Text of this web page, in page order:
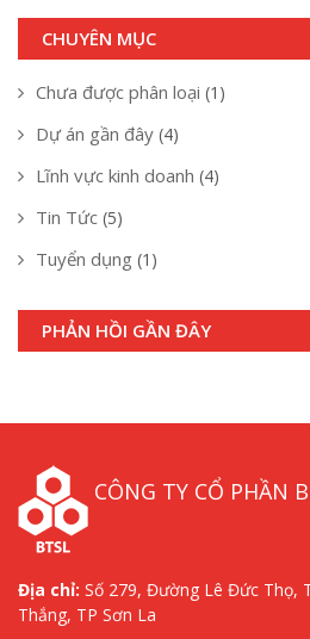
CHUYÊN MỤC
Chưa được phân loại (1)
Dự án gần đây (4)
Lĩnh vực kinh doanh (4)
Tin Tức (5)
Tuyển dụng (1)
PHẢN HỒI GẦN ĐÂY
CÔNG TY CỔ PHẦN
Địa chỉ: Số 279, Đường Lê Đức Thọ,
Thắng, TP Sơn La